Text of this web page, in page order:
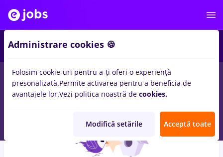
locuri de muncacu salarii economist, Part time
pentruFara experientainConstructii / Instalatii, IT / Telecom
Administrare cookies 🍪
Folosim cookie-uri pentru a-ți oferi o experiență
presonalizată.Permite activarea pentru a beneficia de
avantajele lor.Vezi politica noastră de cookies.
Modifică setările Acceptă toate